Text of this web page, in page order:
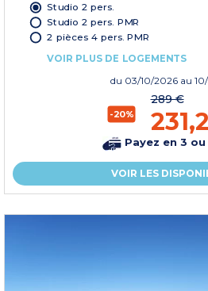
Studio 2 pers.
Studio 2 pers. PMR
2 pièces 4 pers. PMR
VOIR PLUS DE LOGEMENTS
du 03/10/2026 au
-20%
289 €
Payez en 3 ou
VOIR LES